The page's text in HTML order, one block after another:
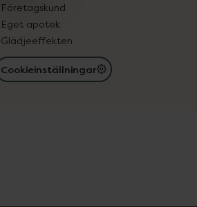
Företagskund
Eget apotek
Glädjeeffekten
Cookieinställningar